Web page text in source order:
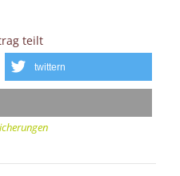
teilt
twittern